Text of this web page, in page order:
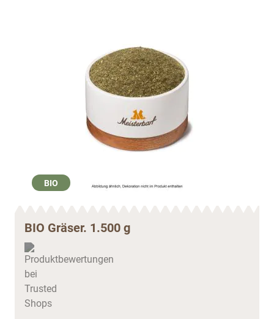
BIO
BIO Gräser. 1.500 g